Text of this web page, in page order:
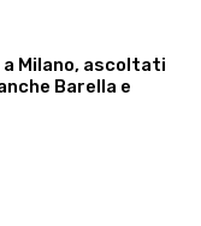
Milano, ascoltati
Barella e